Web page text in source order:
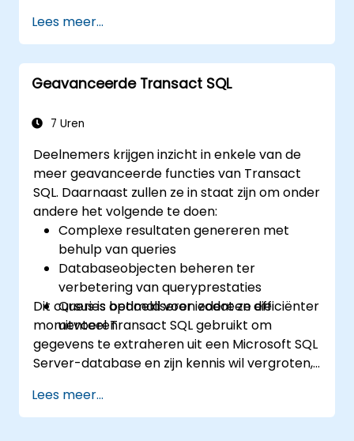
(zoals data, servers, clients, API’s en
endpoints).
Het opfrissen van hun kennis over de
basisprincipes van Python en SQL.
voorbereidende gegevensverwerking in
Het leren verbinden van Python en SQL
voor doeleinden van gegevensanalyse.
Het creëren van betekenisvolle
visualisaties en grafieken met behulp van
Tableau.
Lees meer...
Geavanceerde Transact SQL
7 Uren
Deelnemers krijgen inzicht in enkele van de
meer geavanceerde functies van Transact
SQL. Daarnaast zullen ze in staat zijn om onder
andere het volgende te doen:
Complexe resultaten genereren met
behulp van queries
Databaseobjecten beheren ter
verbetering van queryprestaties
Queries optimaliseren zodat ze efficiënter
uitvoeren
Dit cursus is bedoeld voor iedereen die
momenteel Transact SQL gebruikt om
gegevens te extraheren uit een Microsoft SQL
Server-database en zijn kennis wil vergroten,
en het versnellen van query’s.
Lees meer...